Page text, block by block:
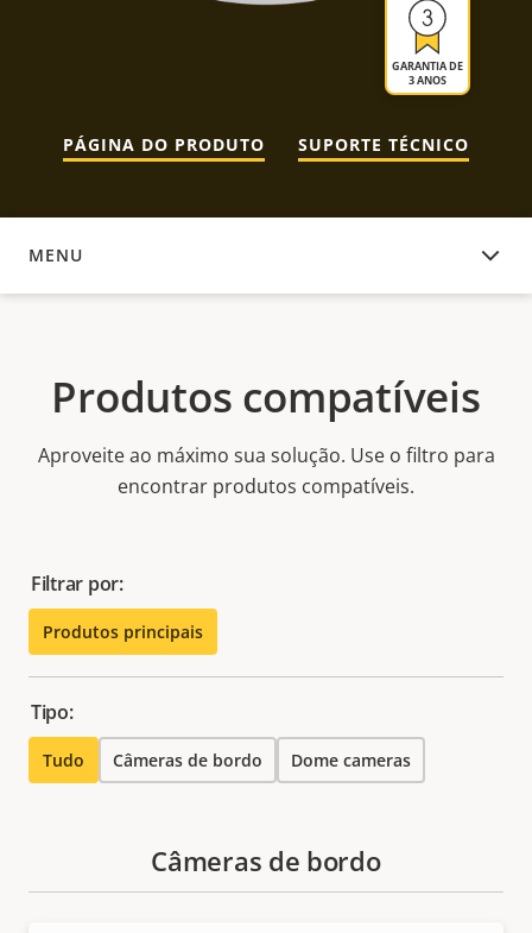
GARANTIA DE
3 ANOS
PÁGINA DO PRODUTO SUPORTE TÉCNICO
MENU
PRODUTOS COMPATÍVEIS
Produtos compatíveis
Aproveite ao máximo sua solução. Use o filtro para
encontrar produtos compatíveis.
Filtrar por:
Produtos principais
Tipo:
Tudo Câmeras de bordo Dome cameras
Câmeras de bordo